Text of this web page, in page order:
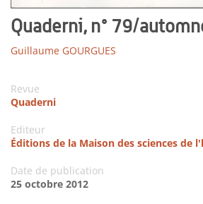
Quaderni, n° 79/
Guillaume GOURGUES
Revue
Quaderni
Editeur
Éditions de la Maison des sciences de
Date de publication
25 octobre 2012